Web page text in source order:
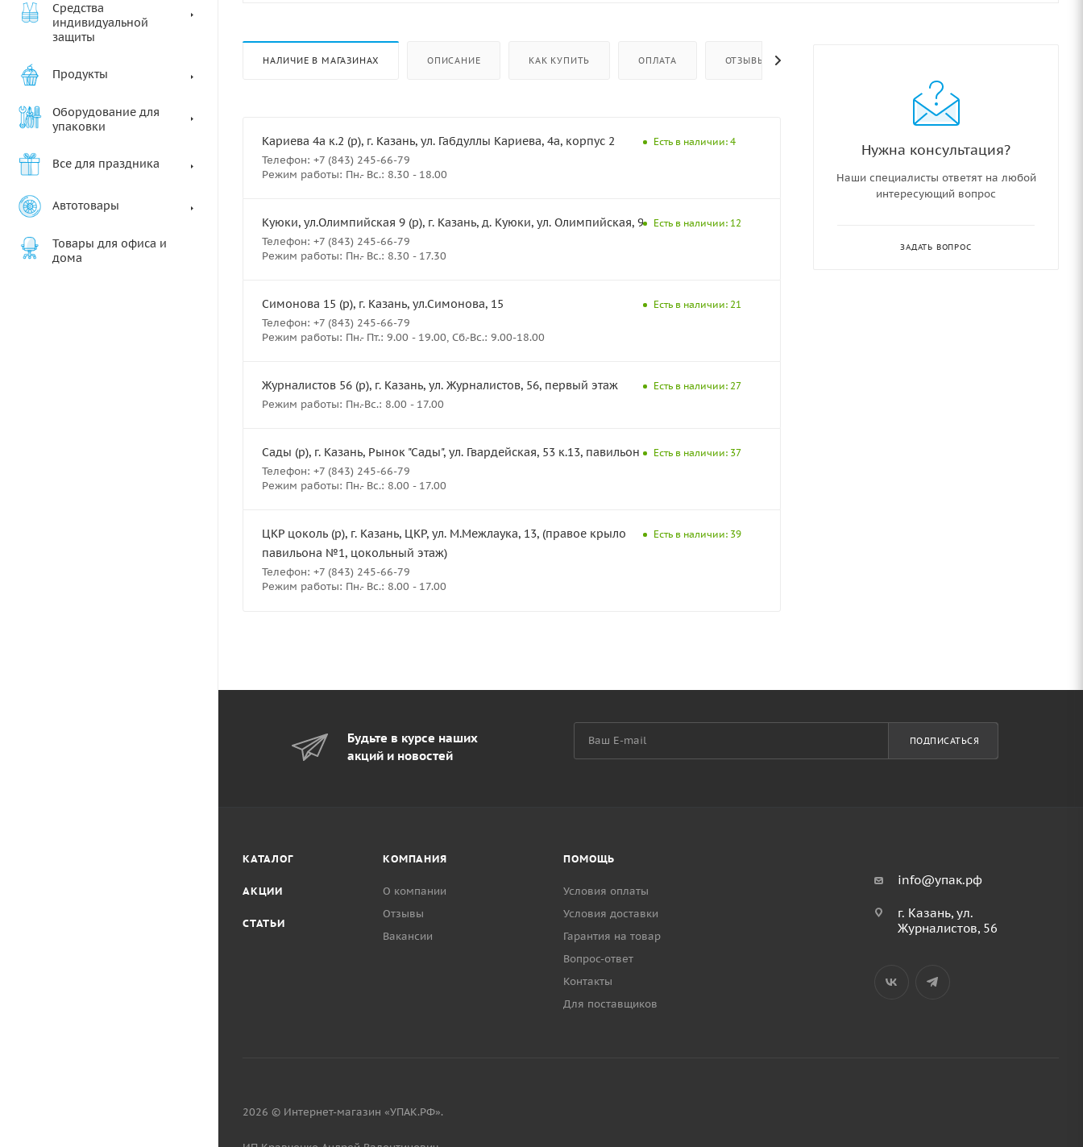
Средства
индивидуальной
защиты
Продукты
Оборудование для
упаковки
Все для праздника
Автотовары
Товары для офиса и
дома
НАЛИЧИЕ В МАГАЗИНАХ ОПИСАНИЕ КАК КУПИТЬ ОПЛАТА ОТЗЫВЫ
Кариева 4а к.2 (р), г. Казань, ул. Габдуллы Кариева, 4а, корпус 2
Телефон: +7 (843) 245-66-79
Режим работы: Пн.- Вс.: 8.30 - 18.00
Есть в наличии: 4
Куюки, ул.Олимпийская 9 (р), г. Казань, д. Куюки, ул. Олимпийская, 9
Телефон: +7 (843) 245-66-79
Режим работы: Пн.- Вс.: 8.30 - 17.30
Есть в наличии: 12
Симонова 15 (р), г. Казань, ул.Симонова, 15
Телефон: +7 (843) 245-66-79
Режим работы: Пн.- Пт.: 9.00 - 19.00, Сб.-Вс.: 9.00-18.00
Есть в наличии: 21
Журналистов 56 (р), г. Казань, ул. Журналистов, 56, первый этаж
Режим работы: Пн.-Вс.: 8.00 - 17.00
Есть в наличии: 27
Сады (р), г. Казань, Рынок "Сады", ул. Гвардейская, 53 к.13, павильон 17
Телефон: +7 (843) 245-66-79
Режим работы: Пн.- Вс.: 8.00 - 17.00
Есть в наличии: 37
ЦКР цоколь (р), г. Казань, ЦКР, ул. М.Межлаука, 13, (правое крыло
павильона №1, цокольный этаж)
Телефон: +7 (843) 245-66-79
Режим работы: Пн.- Вс.: 8.00 - 17.00
Есть в наличии: 39
Нужна консультация?
Наши специалисты ответят на любой
интересующий вопрос
ЗАДАТЬ ВОПРОС
Будьте в курсе наших
акций и новостей
ПОДПИСАТЬСЯ
КАТАЛОГ
АКЦИИ
СТАТЬИ
КОМПАНИЯ
О компании
Отзывы
Вакансии
ПОМОЩЬ
Условия оплаты
Условия доставки
Гарантия на товар
Вопрос-ответ
Контакты
Для поставщиков
info@упак.рф
г. Казань, ул.
Журналистов, 56
2026 © Интернет-магазин «УПАК.РФ».